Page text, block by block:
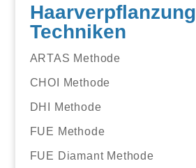
Haarverpflanzung
Techniken
ARTAS Methode
CHOI Methode
DHI Methode
FUE Methode
FUE Diamant Methode